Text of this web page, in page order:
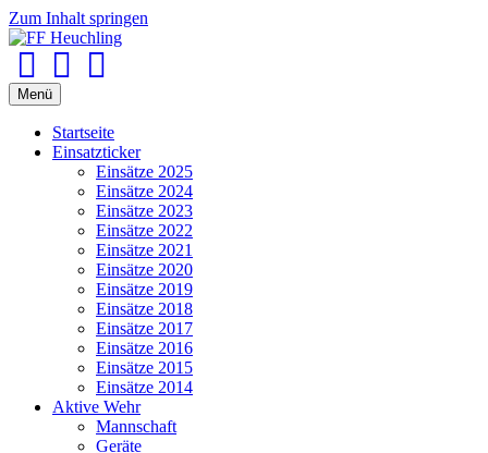
Zum Inhalt springen
Menü
Startseite
Einsatzticker
Einsätze 2025
Einsätze 2024
Einsätze 2023
Einsätze 2022
Einsätze 2021
Einsätze 2020
Einsätze 2019
Einsätze 2018
Einsätze 2017
Einsätze 2016
Einsätze 2015
Einsätze 2014
Aktive Wehr
Mannschaft
Geräte